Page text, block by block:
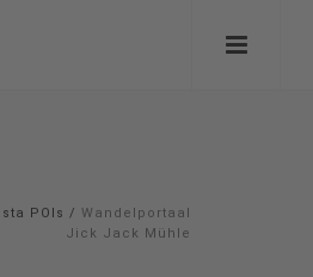
POIs / Wandelportaal
Jick Jack Mühle